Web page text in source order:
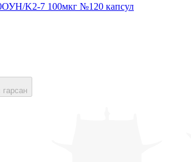
K2-7 100мкг №120 капсул